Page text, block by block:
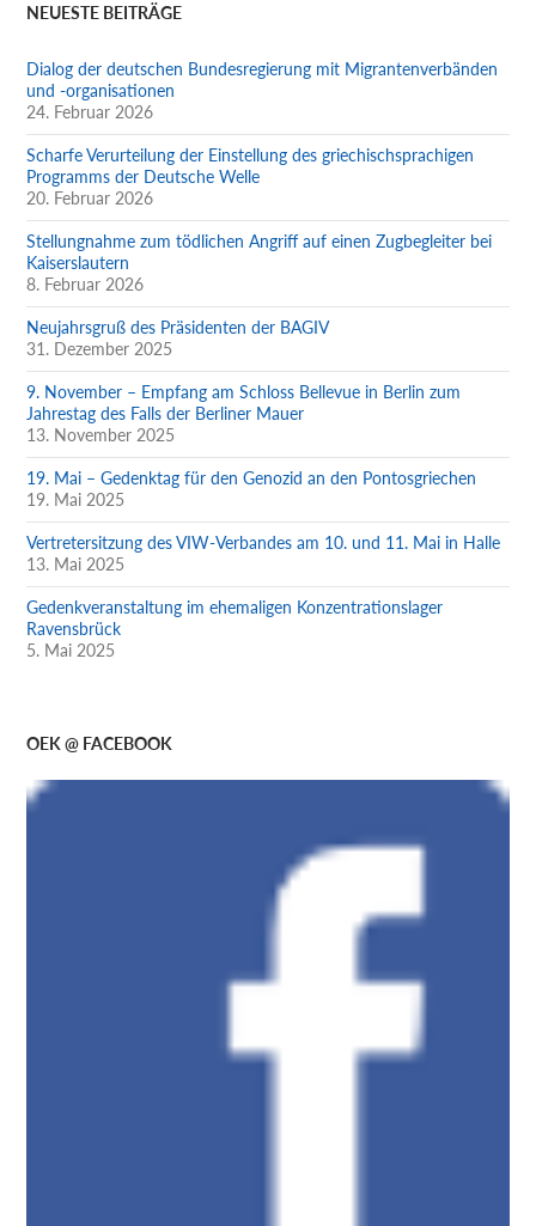
NEUESTE BEITRÄGE
Dialog der deutschen Bundesregierung mit Migrantenverbänden
und -organisationen
24. Februar 2026
Scharfe Verurteilung der Einstellung des griechischsprachigen
Programms der Deutsche Welle
20. Februar 2026
Stellungnahme zum tödlichen Angriff auf einen Zugbegleiter bei
Kaiserslautern
8. Februar 2026
Neujahrsgruß des Präsidenten der BAGIV
31. Dezember 2025
9. November – Empfang am Schloss Bellevue in Berlin zum
Jahrestag des Falls der Berliner Mauer
13. November 2025
19. Mai – Gedenktag für den Genozid an den Pontosgriechen
19. Mai 2025
Vertretersitzung des VIW-Verbandes am 10. und 11. Mai in Halle
13. Mai 2025
Gedenkveranstaltung im ehemaligen Konzentrationslager
Ravensbrück
5. Mai 2025
OEK @ FACEBOOK